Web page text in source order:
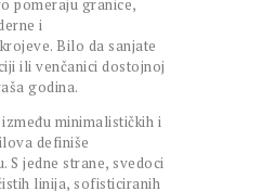
pomeraju granice,
i
Bilo da sanjate
ili venčanici dostojnoj
godina.
minimalističkih i
definiše
S jedne strane, svedoci
linija, sofisticiranih